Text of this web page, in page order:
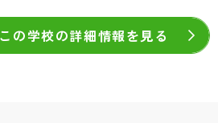
この学校の詳細情報を見る